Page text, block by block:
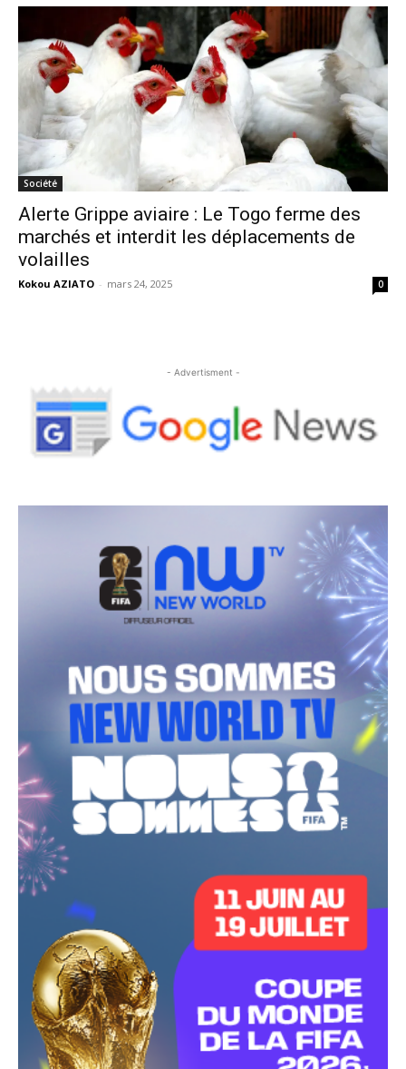
Société
Alerte Grippe aviaire : Le Togo ferme des
marchés et interdit les déplacements de
volailles
Kokou AZIATO - mars 24, 2025 0
- Advertisment -